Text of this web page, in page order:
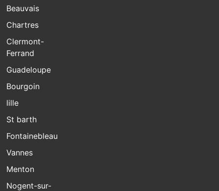
Beauvais
Chartres
Clermont-
Ferrand
Guadeloupe
Bourgoin
lille
St barth
Fontainebleau
Vannes
Menton
Nogent-sur-